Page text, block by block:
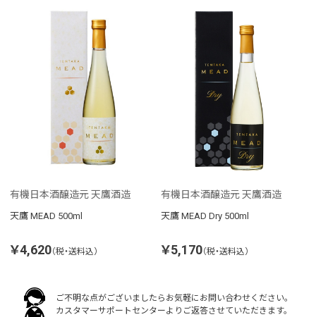
有機日本酒醸造元 天鷹酒造
天鷹 MEAD 500ml
￥4,620（税・送料込）
有機日本酒醸造元 天鷹酒造
天鷹 MEAD Dry 500ml
￥5,170（税・送料込）
ご不明な点がございましたらお気軽にお問い合わせください。
カスタマーサポートセンターよりご返答させていただきます。